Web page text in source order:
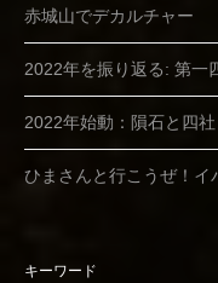
赤城山でデカルチャー
2022年を振り返る: 第一
2022年始動：隕石と四
ひまさんと行こうぜ！イ
キーワード